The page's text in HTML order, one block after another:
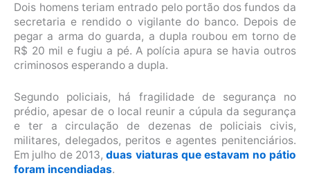
Dois homens teriam entrado pelo portão dos fundos da
secretaria e rendido o vigilante do banco. Depois de
pegar a arma do guarda, a dupla roubou em torno de
R$ 20 mil e fugiu a pé. A polícia apura se havia outros
criminosos esperando a dupla.
Segundo policiais, há fragilidade de segurança no
prédio, apesar de o local reunir a cúpula da segurança
e ter a circulação de dezenas de policiais civis,
militares, delegados, peritos e agentes penitenciários.
Em julho de 2013,duas viaturas que estavam no pátio
foram incendiadas.